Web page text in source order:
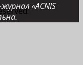
«ACNIS